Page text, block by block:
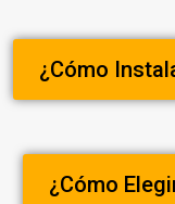
¿Cómo
¿Cómo